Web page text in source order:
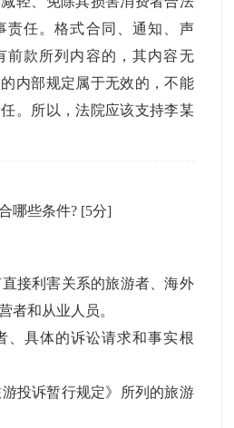
责任。格式合同、通知、声
前款所列内容的，其内容无
内部规定属于无效的，不能
。所以，法院应该支持李某
哪些条件? [5分]
接利害关系的旅游者、海外
者和从业人员。
、具体的诉讼请求和事实根
投诉暂行规定》所列的旅游